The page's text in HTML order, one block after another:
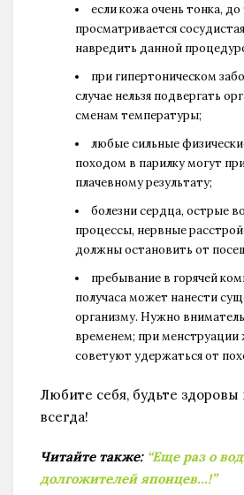
если кожа очень тонка,
просматривается
навредить данной
при гипертоническом
случае нельзя подвергать
сменам температуры;
любые сильные
походом в парилку могут
плачевному результату;
болезни сердца, острые
процессы, нервные
должны остановить от
пребывание в горячей
получаса может нанести
организму. Нужно
временем; при
советуют удержаться от
Любите себя, будьте
всегда!
Читайте также: “Еще раз о
долгожителей японцев…!”